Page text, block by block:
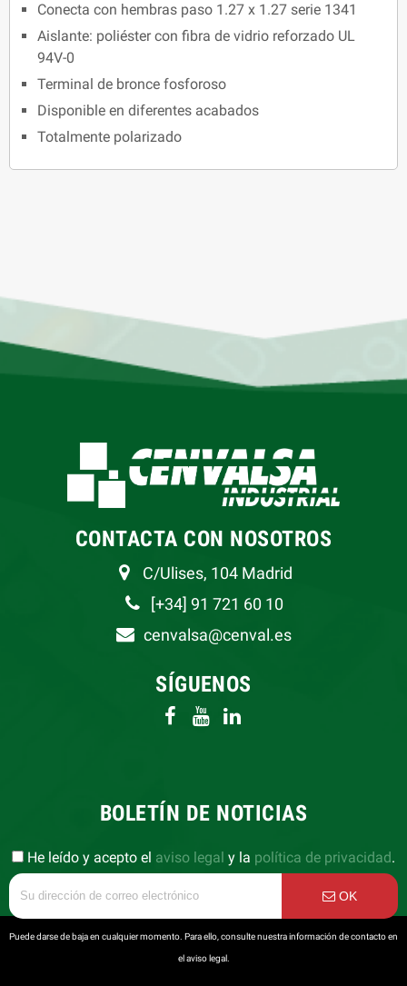
Conecta con hembras paso 1.27 x 1.27 serie 1341
Aislante: poliéster con fibra de vidrio reforzado UL
94V-0
Terminal de bronce fosforoso
Disponible en diferentes acabados
Totalmente polarizado
CONTACTA CON NOSOTROS
C/Ulises, 104 Madrid
[+34] 91 721 60 10
cenvalsa@cenval.es
SÍGUENOS
BOLETÍN DE NOTICIAS
He leído y acepto el aviso legal y la política de privacidad.
OK
Puede darse de baja en cualquier momento. Para ello, consulte nuestra información de contacto en
el aviso legal.